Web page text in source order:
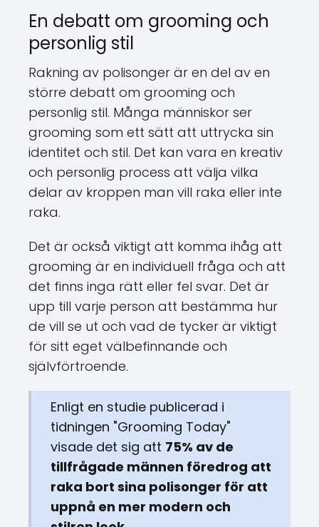
En debatt om grooming och
personlig stil
Rakning av polisonger är en del av en
större debatt om grooming och
personlig stil. Många människor ser
grooming som ett sätt att uttrycka sin
identitet och stil. Det kan vara en kreativ
och personlig process att välja vilka
delar av kroppen man vill raka eller inte
raka.
Det är också viktigt att komma ihåg att
grooming är en individuell fråga och att
det finns inga rätt eller fel svar. Det är
upp till varje person att bestämma hur
de vill se ut och vad de tycker är viktigt
för sitt eget välbefinnande och
självförtroende.
Enligt en studie publicerad i
tidningen "Grooming Today"
visade det sig att 75% av de
tillfrågade männen föredrog att
raka bort sina polisonger för att
uppnå en mer modern och